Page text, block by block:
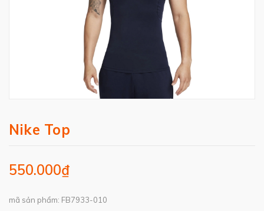
Nike Top
550.000₫
mã sản phẩm: FB7933-010